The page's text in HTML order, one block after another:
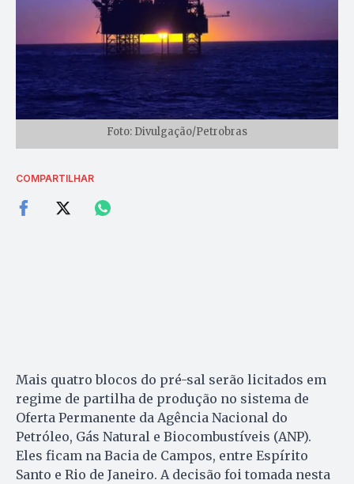
Foto: Divulgação/Petrobras
COMPARTILHAR
Mais quatro blocos do pré-sal serão licitados em
regime de partilha de produção no sistema de
Oferta Permanente da Agência Nacional do
Petróleo, Gás Natural e Biocombustíveis (ANP).
Eles ficam na Bacia de Campos, entre Espírito
Santo e Rio de Janeiro. A decisão foi tomada nesta